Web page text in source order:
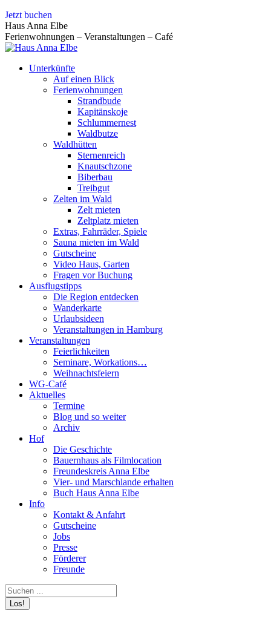
Zum
Inhalt
springen
Jetzt buchen
Haus Anna Elbe
Ferienwohnungen – Veranstaltungen – Café
Unterkünfte
Auf einen Blick
Ferienwohnungen
Strandbude
Kapitänskoje
Schlummernest
Waldbutze
Waldhütten
Sternenreich
Knautschzone
Biberbau
Treibgut
Zelten im Wald
Zelt mieten
Zeltplatz mieten
Extras, Fahrräder, Spiele
Sauna mieten im Wald
Gutscheine
Video Haus, Garten
Fragen vor Buchung
Ausflugstipps
Die Region entdecken
Wanderkarte
Urlaubsideen
Veranstaltungen in Hamburg
Veranstaltungen
Feierlichkeiten
Seminare, Workations…
Weihnachtsfeiern
WG-Café
Aktuelles
Termine
Blog und so weiter
Archiv
Hof
Die Geschichte
Bauernhaus als Filmlocation
Freundeskreis Anna Elbe
Vier- und Marschlande erhalten
Buch Haus Anna Elbe
Info
Kontakt & Anfahrt
Gutscheine
Jobs
Presse
Förderer
Freunde
Search: